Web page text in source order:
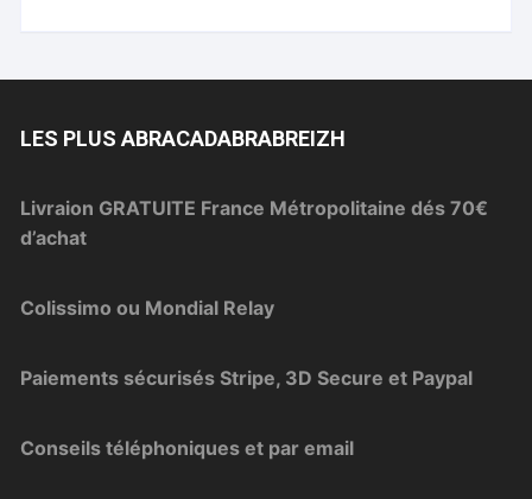
LES PLUS ABRACADABRABREIZH
Livraion GRATUITE France Métropolitaine dés 70€
d’achat
Colissimo ou Mondial Relay
Paiements sécurisés Stripe, 3D Secure et Paypal
Conseils téléphoniques et par email